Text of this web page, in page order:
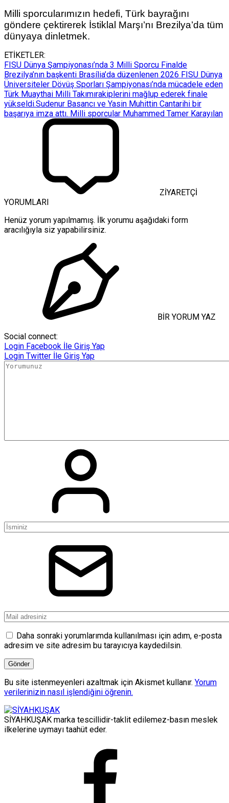
Milli sporcularımızın hedefi, Türk bayrağını
göndere çektirerek İstiklal Marşı’nı Brezilya’da tüm
dünyaya dinletmek.
ETİKETLER:
FISU Dünya Şampiyonası’nda 3 Milli Sporcu Finalde
Brezilya’nın başkenti Brasília’da düzenlenen 2026 FISU Dünya
Üniversiteler Dövüş Sporları Şampiyonası’nda mücadele eden
Türk Muaythai Milli Takımırakiplerini mağlup ederek finale
yükseldi.Sudenur Basancı ve Yasin Muhittin Cantarihi bir
başarıya imza attı. Milli sporcular Muhammed Tamer Karayılan
ZİYARETÇİ
YORUMLARI
Henüz yorum yapılmamış. İlk yorumu aşağıdaki form
aracılığıyla siz yapabilirsiniz.
BİR YORUM YAZ
Social connect:
Login Facebook İle Giriş Yap
Login Twitter İle Giriş Yap
Daha sonraki yorumlarımda kullanılması için adım, e-posta
adresim ve site adresim bu tarayıcıya kaydedilsin.
Bu site istenmeyenleri azaltmak için Akismet kullanır. Yorum
verilerinizin nasıl işlendiğini öğrenin.
SİYAHKUŞAK marka tescillidir-taklit edilemez-basın meslek
ilkelerine uymayı taahüt eder.